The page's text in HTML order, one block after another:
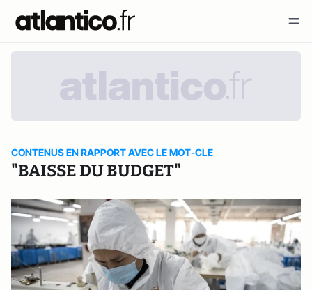
CONTENUS EN RAPPORT AVEC LE MOT-CLE
"BAISSE DU BUDGET"